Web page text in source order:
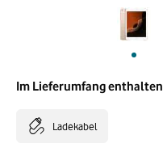
Im Lieferumfang enthalten
Ladekabel